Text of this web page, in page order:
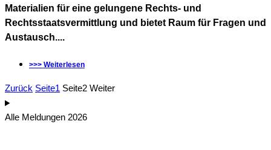
Materialien für eine gelungene Rechts- und
Rechtsstaatsvermittlung und bietet Raum für Fragen und
Austausch....
>>> Weiterlesen
Zurück Seite1 Seite2 Weiter
Alle Meldungen 2026